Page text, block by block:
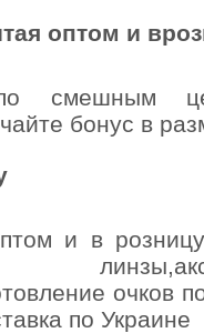
оптом и
смешным
бонус в
и в
очков
по Украине